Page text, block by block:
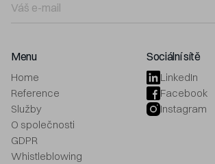
Menu
Home
Reference
Služby
O společnosti
GDPR
Whistleblowing
Sociální sítě
LinkedIn
Facebook
Instagram